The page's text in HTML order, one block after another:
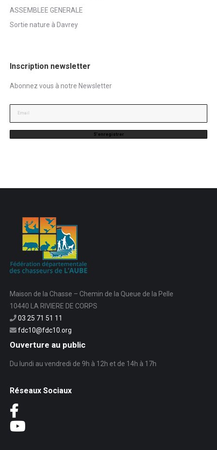
ASSEMBLEE GENERALE
Sortie nature à Davrey
Inscription newsletter
Abonnez vous à notre Newsletter
Maison de la Chasse – Chemin de la Queue de la Pelle
10440 LA RIVIERE DE CORPS
03 25 71 51 11
fdc10@fdc10.org
Ouverture au public
Du lundi au vendredi de 9h à 12h et de 14h à 17h
Réseaux Sociaux